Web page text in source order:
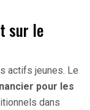
sur le
actifs jeunes. Le
pour les
dans